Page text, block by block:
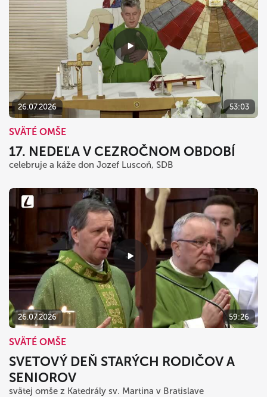
26.07.2026 53:03
SVÄTÉ OMŠE
17. NEDEĽA V CEZROČNOM OBDOBÍ
celebruje a káže don Jozef Luscoň, SDB
26.07.2026 59:26
SVÄTÉ OMŠE
SVETOVÝ DEŇ STARÝCH RODIČOV A
SENIOROV
svätej omše z Katedrály sv. Martina v Bratislave